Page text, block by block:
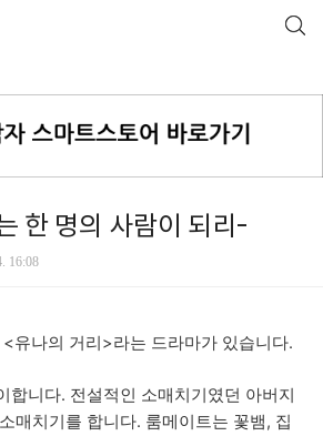
한 명의 사람이 되리-
16:08
유나의 거리>라는 드라마가 있습니다.
합니다. 전설적인 소매치기였던 아버지
매치기를 합니다. 룸메이트는 꽃뱀, 집